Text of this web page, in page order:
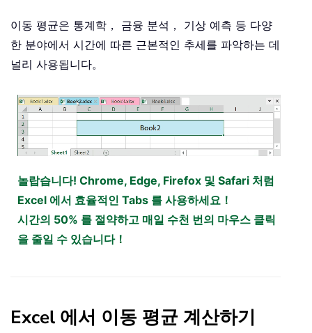
이동 평균은 통계학， 금융 분석， 기상 예측 등 다양
한 분야에서 시간에 따른 근본적인 추세를 파악하는 데
널리 사용됩니다。
놀랍습니다! Chrome, Edge, Firefox 및 Safari 처럼
Excel 에서 효율적인 Tabs 를 사용하세요！
시간의 50% 를 절약하고 매일 수천 번의 마우스 클릭
을 줄일 수 있습니다！
Excel 에서 이동 평균 계산하기